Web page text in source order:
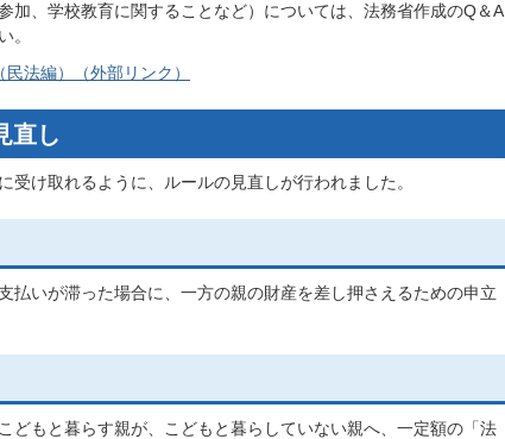
加、学校教育に関することなど）については、法務省作成のQ＆A
。
法編）（外部リンク）
直し
受け取れるように、ルールの見直しが行われました。
払いが滞った場合に、一方の親の財産を差し押さえるための申立
どもと暮らす親が、こどもと暮らしていない親へ、一定額の「法